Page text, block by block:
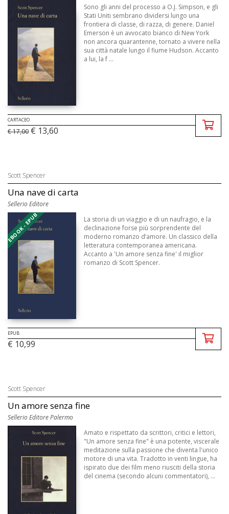
Sono gli anni del processo a O.J. Simpson, e gli
Stati Uniti sembrano dividersi lungo una
frontiera di classe, di razza, di genere. Daniel
Emerson è un avvocato bianco di New York
non ancora quarantenne, tornato a vivere nella
sua città natale lungo il fiume Hudson. Accanto
a lui, la f ...
CARTACEO
€ 17,00 € 13,60
Scott Spencer
Una nave di carta
Sellerio Editore
EBOOK - EPUB
La storia di un viaggio e di un naufragio, e la
declinazione forse più sorprendente del
moderno romanzo d’amore. Un classico della
letteratura contemporanea americana.
Accanto a 'Un amore senza fine' il miglior
romanzo di Scott Spencer.
EPUB
€ 10,99
Scott Spencer
Un amore senza fine
Sellerio Editore Palermo
Amato e rispettato da scrittori, critici e lettori,
"Un amore senza fine" è una potente, viscerale
meditazione sulla passione che diventa l'unico
motore di una vita. Tradotto in venti lingue, ha
ispirato due dei film meno riusciti della storia
del cinema (secondo alcuni commentatori), ...